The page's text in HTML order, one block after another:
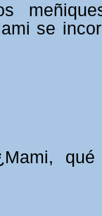
se
qué